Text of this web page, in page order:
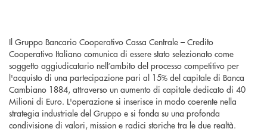
Il Gruppo Bancario Cooperativo Cassa Centrale – Credito
Cooperativo Italiano comunica di essere stato selezionato come
soggetto aggiudicatario nell’ambito del processo competitivo per
l'acquisto di una partecipazione pari al 15% del capitale di Banca
Cambiano 1884, attraverso un aumento di capitale dedicato di 40
Milioni di Euro. L'operazione si inserisce in modo coerente nella
strategia industriale del Gruppo e si fonda su una profonda
condivisione di valori, mission e radici storiche tra le due realtà.